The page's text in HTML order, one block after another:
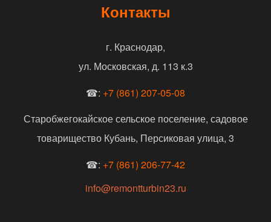
Контакты
г. Краснодар,
ул. Московская, д. 113 к.3
☎: +7 (861) 207-05-08
Старобжегокайское сельское поселение, садовое
товарищество Кубань, Персиковая улица, 3
☎: +7 (861) 206-77-42
info@remontturbin23.ru